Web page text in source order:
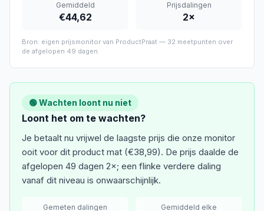
Gemiddeld
€44,62
Prijsdalingen
2×
Bron: eigen prijsmonitor van ProductPraat — 32 meetpunten over
de afgelopen 49 dagen.
🟢 Wachten loont nu niet
Loont het om te wachten?
Je betaalt nu vrijwel de laagste prijs die onze monitor
ooit voor dit product mat (€38,99). De prijs daalde de
afgelopen 49 dagen 2×; een flinke verdere daling
vanaf dit niveau is onwaarschijnlijk.
Gemeten dalingen Gemiddeld elke